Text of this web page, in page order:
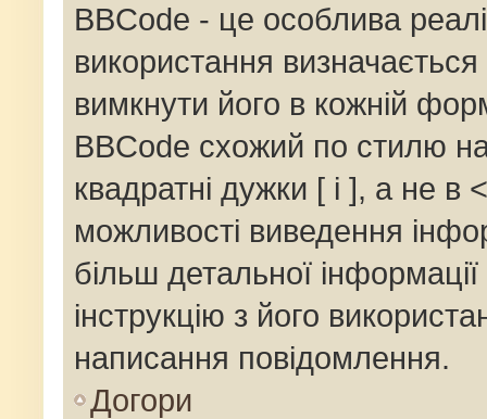
BBCode - це особлива
використання
вимкнути його в кожній
BBCode схожий по стилю
квадратні дужки [ і ], а не в
можливості виведення
більш детальної
інструкцію з його
написання повідомлення.
Догори